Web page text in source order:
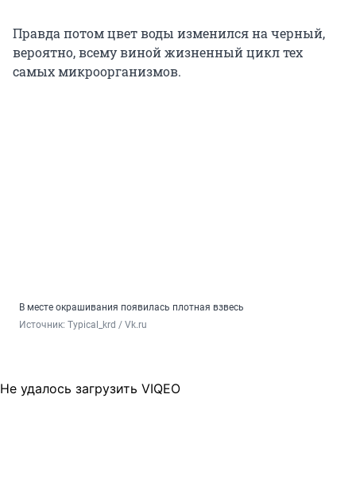
Правда потом цвет воды изменился на черный,
вероятно, всему виной жизненный цикл тех
самых микроорганизмов.
В месте окрашивания появилась плотная взвесь
Источник: Typical_krd / Vk.ru
Не удалось загрузить VIQEO